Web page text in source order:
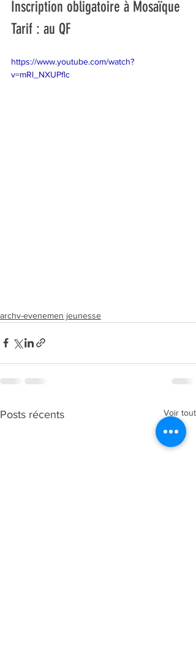
Inscription obligatoire à Mosaïque
Tarif : au QF
https://www.youtube.com/watch?
v=mRl_NXUPflc
archv-evenemen jeunesse
Posts récents Voir tout